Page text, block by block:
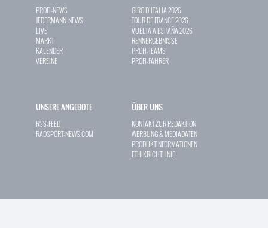
PROFI-NEWS
JEDERMANN-NEWS
LIVE
MARKT
KALENDER
VEREINE
GIRO D`ITALIA 2026
TOUR DE FRANCE 2026
VUELTA A ESPAÑA 2026
RENNERGEBNISSE
PROFI-TEAMS
PROFI-FAHRER
UNSERE ANGEBOTE
RSS-FEED
RADSPORT-NEWS.COM
ÜBER UNS
KONTAKT ZUR REDAKTION
WERBUNG & MEDIADATEN
PRODUKTINFORMATIONEN
ETHIKRICHTLINIE